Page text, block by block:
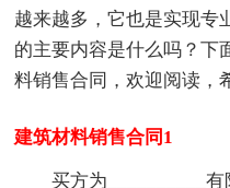
越来越多，它也是实现专
的主要内容是什么吗？下
料销售合同，欢迎阅读，
建筑材料销售合同1
买方为__________